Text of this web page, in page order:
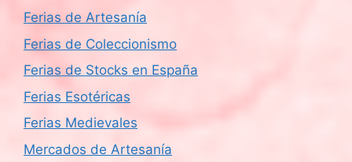
Ferias de Artesanía
Ferias de Coleccionismo
Ferias de Stocks en España
Ferias Esotéricas
Ferias Medievales
Mercados de Artesanía